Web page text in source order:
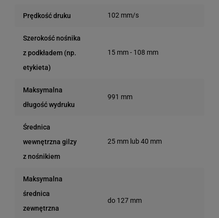
Prędkość druku 102 mm/s
Szerokość nośnika
z podkładem (np.
etykieta)
15 mm - 108 mm
Maksymalna
długość wydruku
991 mm
Średnica
wewnętrzna gilzy
z nośnikiem
25 mm lub 40 mm
Maksymalna
średnica
zewnętrzna
do 127 mm